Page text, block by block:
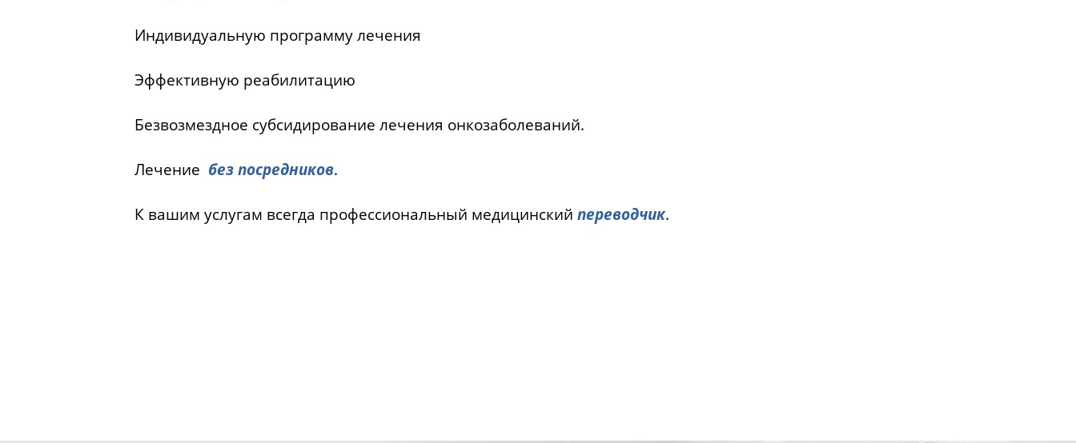
Индивидуальную программу лечения
Эффективную реабилитацию
Безвозмездное субсидирование лечения онкозаболеваний.
Лечение без посредников.
К вашим услугам всегда профессиональный медицинский переводчик.